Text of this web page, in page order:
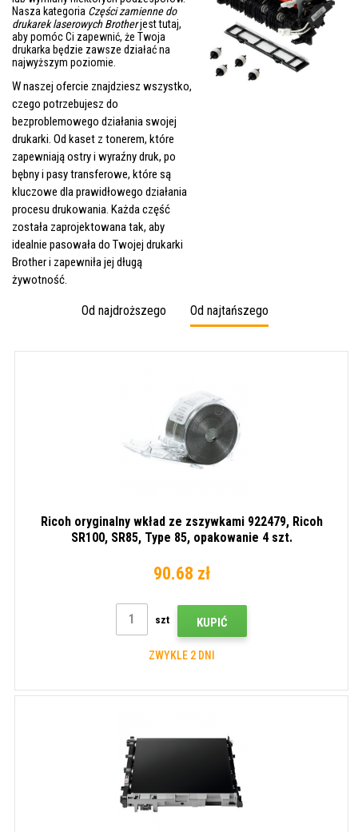
Nasza kategoria Części zamienne do
drukarek laserowych Brotherjest tutaj,
aby pomóc Ci zapewnić, że Twoja
drukarka będzie zawsze działać na
najwyższym poziomie.
W naszej ofercie znajdziesz wszystko,
czego potrzebujesz do
bezproblemowego działania swojej
drukarki. Od kaset z tonerem, które
zapewniają ostry i wyraźny druk, po
bębny i pasy transferowe, które są
kluczowe dla prawidłowego działania
procesu drukowania. Każda część
została zaprojektowana tak, aby
idealnie pasowała do Twojej drukarki
Brother i zapewniła jej długą
żywotność.
Od najdroższego Od najtańszego
Ricoh oryginalny wkład ze zszywkami 922479, Ricoh
SR100, SR85, Type 85, opakowanie 4 szt.
90.68 zł
szt KUPIĆ
ZWYKLE 2 DNI